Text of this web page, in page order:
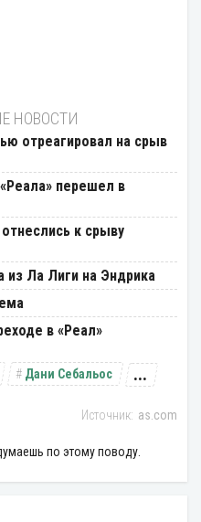
НОВОСТИ
отреагировал на срыв
перешел в
к срыву
из Ла Лиги на Эндрика
в «Реал»
Дани Себальос ...
as.com
по этому поводу.